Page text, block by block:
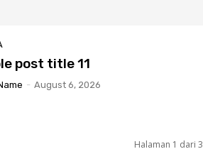
post title 11
- August 6, 2026
Halaman 1 dari 3